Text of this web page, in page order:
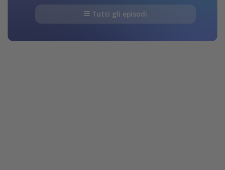
Tutti gli episodi